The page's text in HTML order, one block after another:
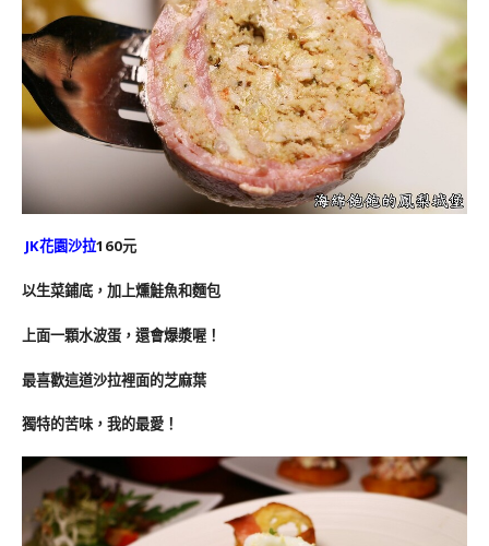
JK花園沙拉160元
以生菜鋪底，加上燻鮭魚和麵包
上面一顆水波蛋，還會爆漿喔！
最喜歡這道沙拉裡面的芝麻葉
獨特的苦味，我的最愛！